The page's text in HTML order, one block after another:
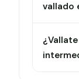
vallado